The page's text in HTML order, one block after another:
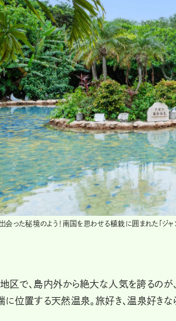
会った秘境のよう！南国を思わせる植栽に囲まれた「ジ
区で、島内外から絶大な人気を誇るのが
に位置する天然温泉。旅好き、温泉好きな